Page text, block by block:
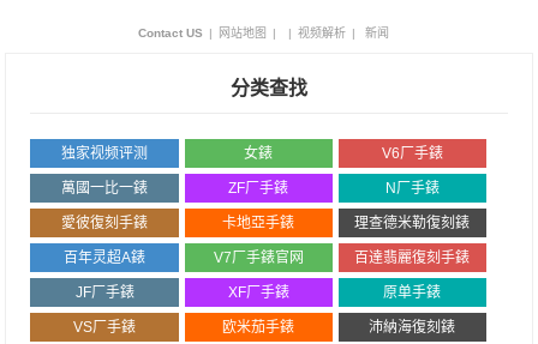
Contact US | 网站地图 | | 视频解析 | 新闻
分类查找
独家视频评测 女錶 V6厂手錶
萬國一比一錶 ZF厂手錶 N厂手錶
愛彼復刻手錶 卡地亞手錶 理查德米勒復刻錶
百年灵超A錶 V7厂手錶官网 百達翡麗復刻手錶
JF厂手錶 XF厂手錶 原单手錶
VS厂手錶 欧米茄手錶 沛納海復刻錶